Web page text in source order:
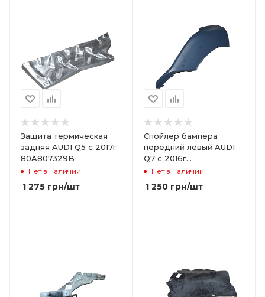
Защита термическая
задняя AUDI Q5 с 2017г
80A807329B
Нет в наличии
1 275 грн/шт
Спойлер бампера
передний левый AUDI
Q7 с 2016г
4M0807061EGRU
Нет в наличии
1 250грн/шт